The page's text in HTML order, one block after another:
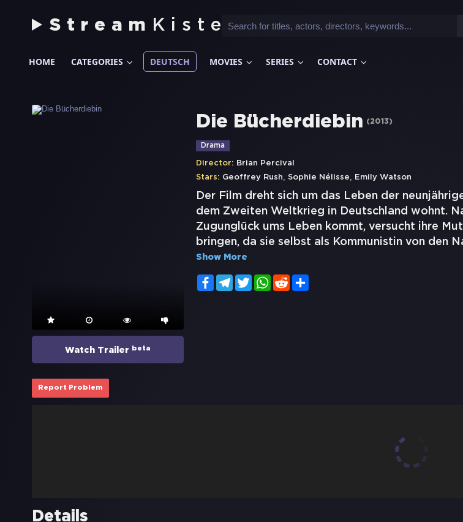
Stream Kiste
HOME CATEGORIES DEUTSCH MOVIES SERIES CONTACT
Watch Trailer beta
Die Bücherdiebin (2013)
Drama
Director: Brian Percival
Stars: Geoffrey Rush, Sophie Nélisse, Emily Watson
Der Film dreht sich um das Leben der
dem Zweiten Weltkrieg in Deutschland wohnt.
Zugunglück ums Leben kommt, versucht ihre
bringen, da sie selbst als Kommunistin von den
Show More
FacebookTelegramTwitterWhatsApp
Reddit
Report Problem
Details